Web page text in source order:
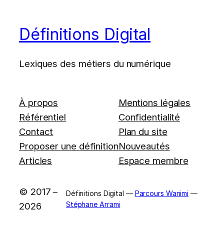
Définitions Digital
Lexiques des métiers du numérique
À propos
Référentiel
Contact
Proposer une définition
Articles
Mentions légales
Confidentialité
Plan du site
Nouveautés
Espace membre
© 2017 –
2026
Définitions Digital — Parcours Wanimi —
Stéphane Arrami